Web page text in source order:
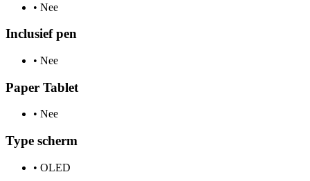
• Nee
Inclusief pen
• Nee
Paper Tablet
• Nee
Type scherm
• OLED